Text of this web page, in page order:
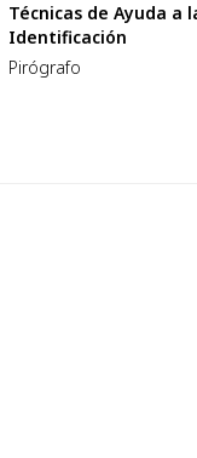
Técnicas de Ayuda a
Identificación
Pirógrafo